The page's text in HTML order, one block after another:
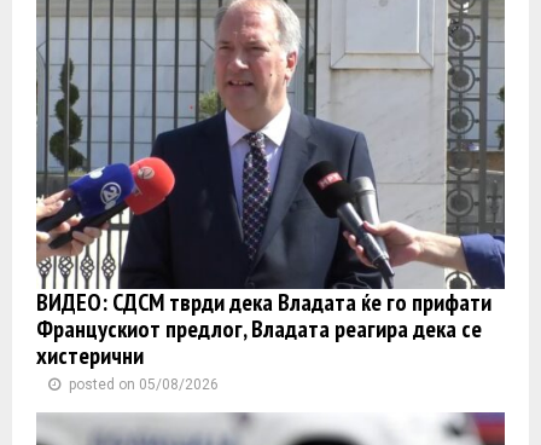
ВИДЕО: СДСМ тврди дека Владата ќе го прифати
Францускиот предлог, Владата реагира дека се
хистерични
posted on 05/08/2026